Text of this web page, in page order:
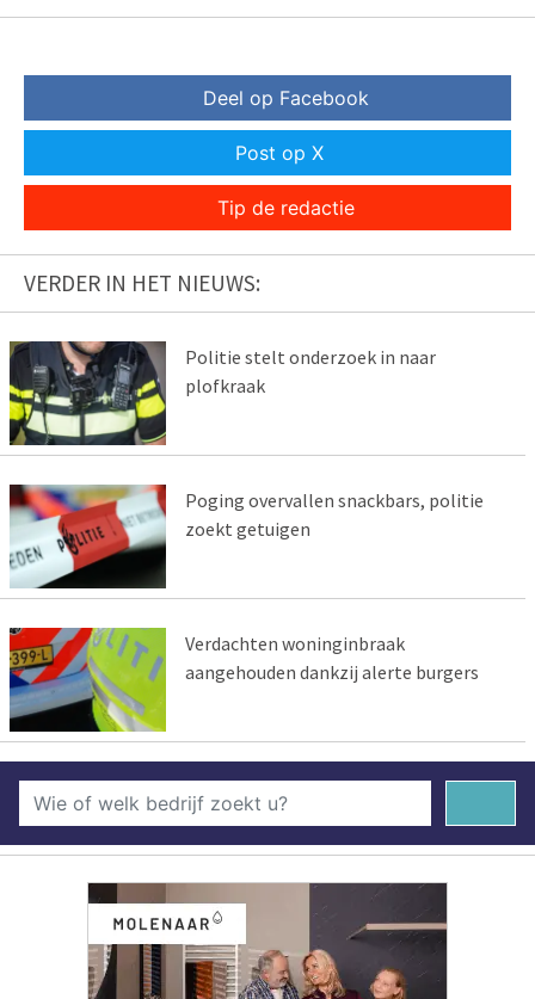
Deel op Facebook
Post op X
Tip de redactie
VERDER IN HET NIEUWS:
Politie stelt onderzoek in naar
plofkraak
Poging overvallen snackbars, politie
zoekt getuigen
Verdachten woninginbraak
aangehouden dankzij alerte burgers